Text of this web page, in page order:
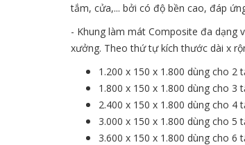
tắm, cửa,... bởi có độ bền cao, đáp
- Khung làm mát Composite đa dạng
xưởng. Theo thứ tự kích thước dài x
1.200 x 150 x 1.800 dùng cho 2
1.800 x 150 x 1.800 dùng cho 3
2.400 x 150 x 1.800 dùng cho 4
3.000 x 150 x 1.800 dùng cho 5
3.600 x 150 x 1.800 dùng cho 6